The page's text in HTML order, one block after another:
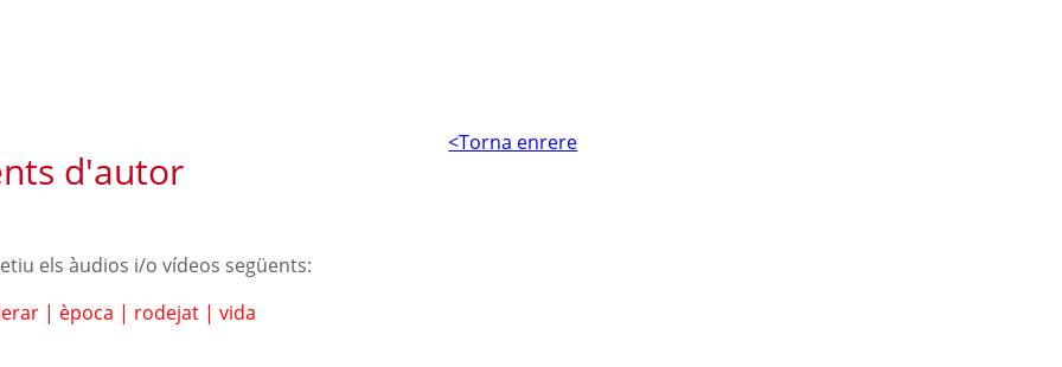
d'autor
<Torna enrere
els àudios i/o vídeos següents:
| època | rodejat |vida